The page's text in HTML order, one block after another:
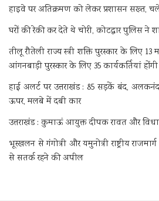
हाइवे पर अतिक्रमण को लेकर प्रशासन सख्त,
घरों की रेकी कर देते थे चोरी, कोटद्वार पुलिस ने
तीलू रौतेली राज्य स्त्री शक्ति पुरस्कार के लिए
आंगनबाड़ी पुरस्कार के लिए 35 कार्यकर्तियां
हाई अलर्ट पर उत्तराखंड : 85 सड़कें बंद,
ऊपर, मलबे में दबी कार
उत्तराखंड : कुमाऊं आयुक्त दीपक रावत और
भूस्खलन से गंगोत्री और यमुनोत्री राष्ट्रीय
से सतर्क रहने की अपील